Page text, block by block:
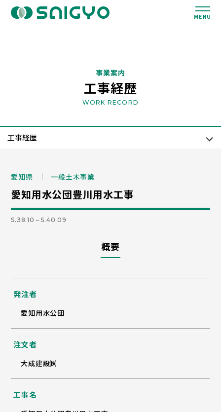
MENU
事業案内
工事経歴
WORK RECORD
愛知県 一般土木事業
愛知用水公団豊川用水工事
S.38.10～S.40.09
概要
発注者
愛知用水公団
注文者
大成建設㈱
工事名